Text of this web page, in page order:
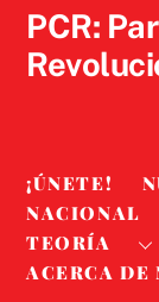
PCR:
¡ÚNETE!
NACIONAL
TEORÍA
ACERCA DE